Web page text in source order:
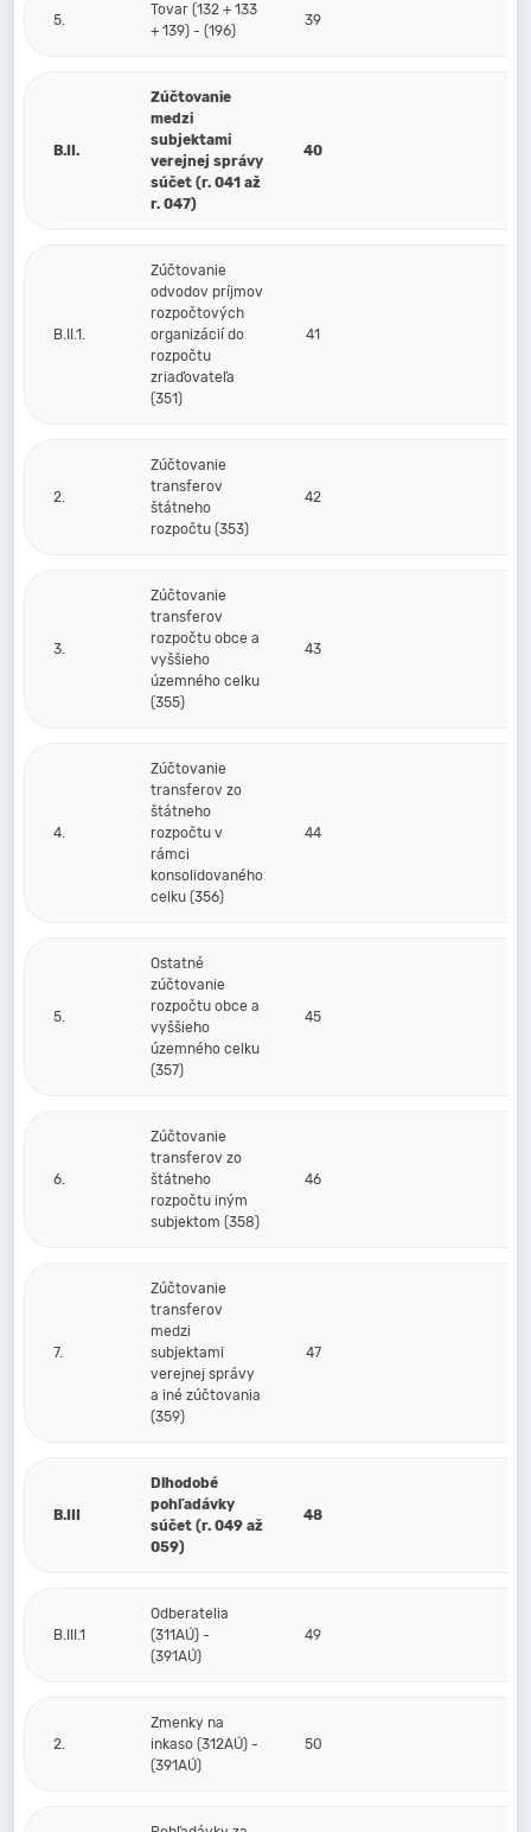
5.
Tovar (132 + 133
+ 139) - (196)
39
B.II.
Zúčtovanie
medzi
subjektami
verejnej správy
súčet (r. 041 až
r. 047)
40
B.II.1.
Zúčtovanie
odvodov príjmov
rozpočtových
organizácií do
rozpočtu
zriaďovateľa
(351)
41
2.
Zúčtovanie
transferov
štátneho
rozpočtu (353)
42
3.
Zúčtovanie
transferov
rozpočtu obce a
vyššieho
územného celku
(355)
43
4.
Zúčtovanie
transferov zo
štátneho
rozpočtu v
rámci
konsolidovaného
celku (356)
44
5.
Ostatné
zúčtovanie
rozpočtu obce a
vyššieho
územného celku
(357)
45
6.
Zúčtovanie
transferov zo
štátneho
rozpočtu iným
subjektom (358)
46
7.
Zúčtovanie
transferov
medzi
subjektami
verejnej správy
a iné zúčtovania
(359)
47
B.III
Dlhodobé
pohľadávky
súčet (r. 049 až
059)
48
B.III.1
Odberatelia
(311AÚ) -
(391AÚ)
49
2.
Zmenky na
inkaso (312AÚ) -
(391AÚ)
50